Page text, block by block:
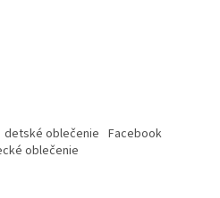
detské oblečenie Facebook
oblečenie